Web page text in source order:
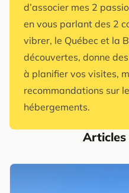
d’associer mes 2
en vous parlant des 2
vibrer, le Québec et la
découvertes, donne
à planifier vos visites,
recommandations sur
hébergements.
Articles